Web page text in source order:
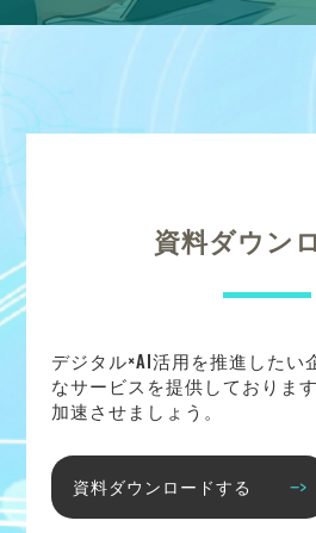
資料ダウン
デジタル×AI活用を推進したい
なサービスを提供しておりま
加速させましょう。
資料ダウンロードする